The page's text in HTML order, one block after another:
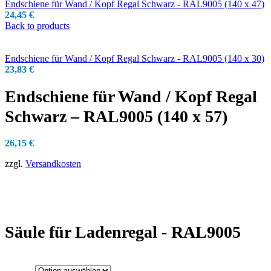
Endschiene für Wand / Kopf Regal Schwarz - RAL9005 (140 x 47)
24,45 €
Back to products
Endschiene für Wand / Kopf Regal Schwarz - RAL9005 (140 x 30)
23,83 €
Endschiene für Wand / Kopf Regal
Schwarz – RAL9005 (140 x 57)
26,15 €
zzgl. Versandkosten
Säule für Ladenregal - RAL9005